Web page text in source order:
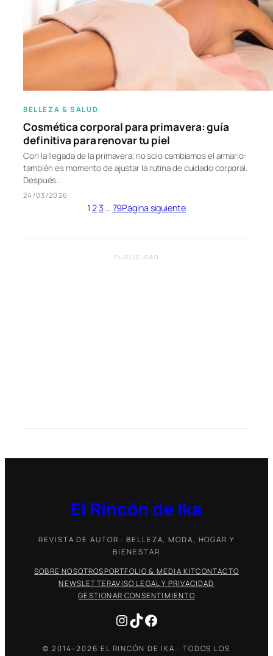
BELLEZA & SALUD
Cosmética corporal para primavera: guía
definitiva para renovar tu piel
Con la llegada de la primavera, no solo cambiamos el armario:
también es momento de ajustar la rutina de cuidado corporal.
Después…
24/03/2026
1 23 79Página siguiente
PUBLICIDAD
El Rincón de Ika
REVISTA DE AUTOR · BELLEZA, MODA, HOGAR Y
BIENESTAR
SOBRE NOSOTROSPORTFOLIO & MEDIA KITCONTACTO
NEWSLETTERAVISO LEGAL Y PRIVACIDAD
GESTIONAR CONSENTIMIENTO
Instagram
TikTokFacebook
© 2014–2026 EL RINCÓN DE IKA · TODOS LOS